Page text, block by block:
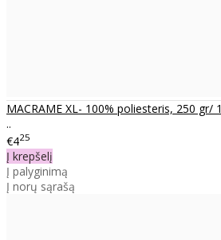
MACRAME XL- 100% poliesteris, 250 gr/
..
€425
Į krepšelį
Į palyginimą
Į norų sąrašą